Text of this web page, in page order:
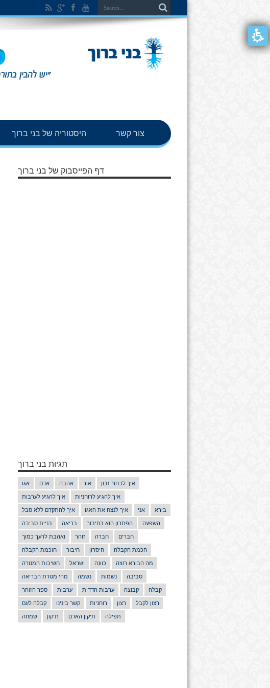
היסטוריה של בני ברוך צור קשר
דף הפייסבוק של בני ברוך
תגיות בני ברוך
אגו אדם אהבה אור איך לבחור נכון
איך להגיע לערבות איך להגיע לרוחניות
איך להתקדם ללא סבל איך לנצח את האגו אני בורא
בניית סביבה בריאה הפתרון הוא בחיבור השפעה
ואהבת לרעך כמוך זוהר חברה חברים
חוכמת הקבלה חיבור חיסרון חכמת הקבלה
חשיבות המטרה ישראל כוונה מה הבורא רוצה
מהי מטרת הבריאה נשמה נשמות סביבה
ספר הזוהר ערבות ערבות הדדית קבוצה קבלה
קבלה לעם קשר בינינו רוחניות רצון רצון לקבל
שמחה תיקון תיקון האדם תפילה